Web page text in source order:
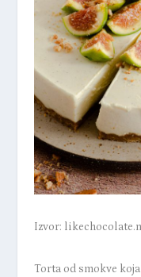
Izvor:
Torta od smokve